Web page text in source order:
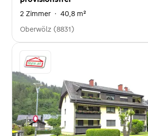
2 Zimmer · 40,8 m²
Oberwölz (8831)